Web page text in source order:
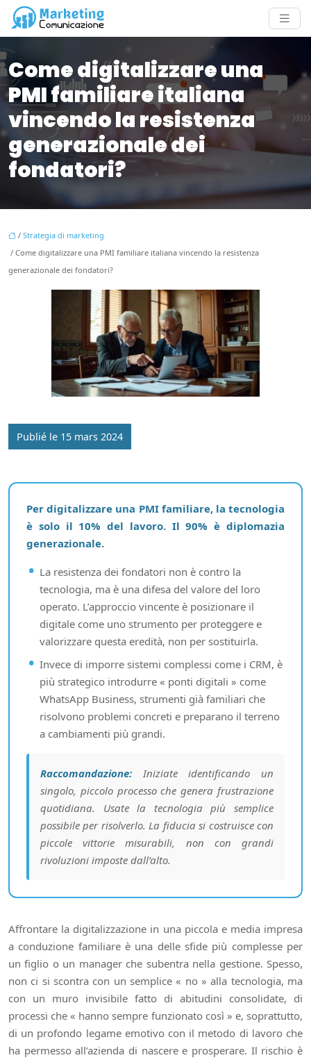
Come digitalizzare una
PMI familiare italiana
vincendo la resistenza
generazionale dei
fondatori?
/ Strategia di marketing
/ Come digitalizzare una PMI familiare italiana vincendo la resistenza
generazionale dei fondatori?
Publié le 15 mars 2024
Per digitalizzare una PMI familiare, la tecnologia
è solo il 10% del lavoro. Il 90% è diplomazia
generazionale.
La resistenza dei fondatori non è contro la
tecnologia, ma è una difesa del valore del loro
operato. L’approccio vincente è posizionare il
digitale come uno strumento per proteggere e
valorizzare questa eredità, non per sostituirla.
Invece di imporre sistemi complessi come i CRM, è
più strategico introdurre « ponti digitali » come
WhatsApp Business, strumenti già familiari che
risolvono problemi concreti e preparano il terreno
a cambiamenti più grandi.
Raccomandazione: Iniziate identificando un
singolo, piccolo processo che genera frustrazione
quotidiana. Usate la tecnologia più semplice
possibile per risolverlo. La fiducia si costruisce con
piccole vittorie misurabili, non con grandi
rivoluzioni imposte dall’alto.
Affrontare la digitalizzazione in una piccola e media impresa
a conduzione familiare è una delle sfide più complesse per
un figlio o un manager che subentra nella gestione. Spesso,
non ci si scontra con un semplice « no » alla tecnologia, ma
con un muro invisibile fatto di abitudini consolidate, di
processi che « hanno sempre funzionato così » e, soprattutto,
di un profondo legame emotivo con il metodo di lavoro che
ha permesso all’azienda di nascere e prosperare. Il rischio è